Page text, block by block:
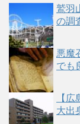
鷲羽
の調
悪魔
でも
【
大出